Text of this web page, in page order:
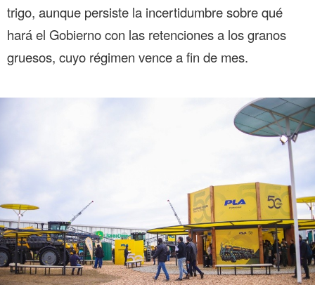
trigo, aunque persiste la incertidumbre sobre qué
hará el Gobierno con las retenciones a los granos
gruesos, cuyo régimen vence a fin de mes.